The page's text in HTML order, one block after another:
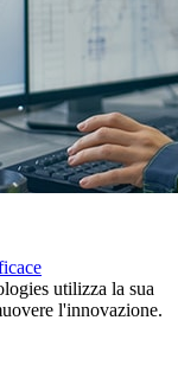
utilizza la sua
l'innovazione.